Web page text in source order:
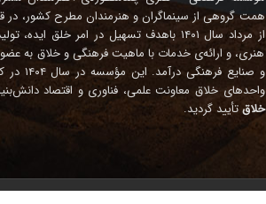
همت گروهی از سینماگران و هنرمندان مطرح کشور،
از مرداد سال ۱۴۰۱ باهدف تسهیل در امر خلق
هنری، و ارائه‌ی خدمات با ماهیت فرهنگی و خلاق به
و
واحدهای خلاق معاونت علمی، فناوری و اقتصاد
خلاقتأیید گردید.